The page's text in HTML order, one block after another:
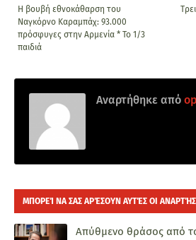
Η βουβή εθνοκάθαρση του
Ναγκόρνο Καραμπάχ: 93.000
πρόσφυγες στην Αρμενία * Το 1/3
παιδιά
Αναρτήθηκε από
ΜΠΟΡΕΊ ΝΑ ΣΑΣ ΑΡΈΣΟΥΝ ΑΥΤΈΣ ΟΙ
Απύθμενο θράσος από